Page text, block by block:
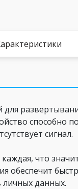
способно
сигнал.
что
обеспечит
личных данных.